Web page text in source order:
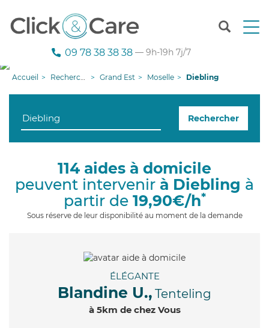
T
n
g
i
09 78 38 38 38 — 9h-19h 7j/7
Accueil Recherche aide à domicile Grand Est Moselle Diebling
Rechercher
114 aides à domicile
peuvent intervenir à Diebling à
partir de 19,90€/h*
Sous réserve de leur disponibilité au moment de la demande
ÉLÉGANTE
Blandine U., Tenteling
à 5km de chez Vous